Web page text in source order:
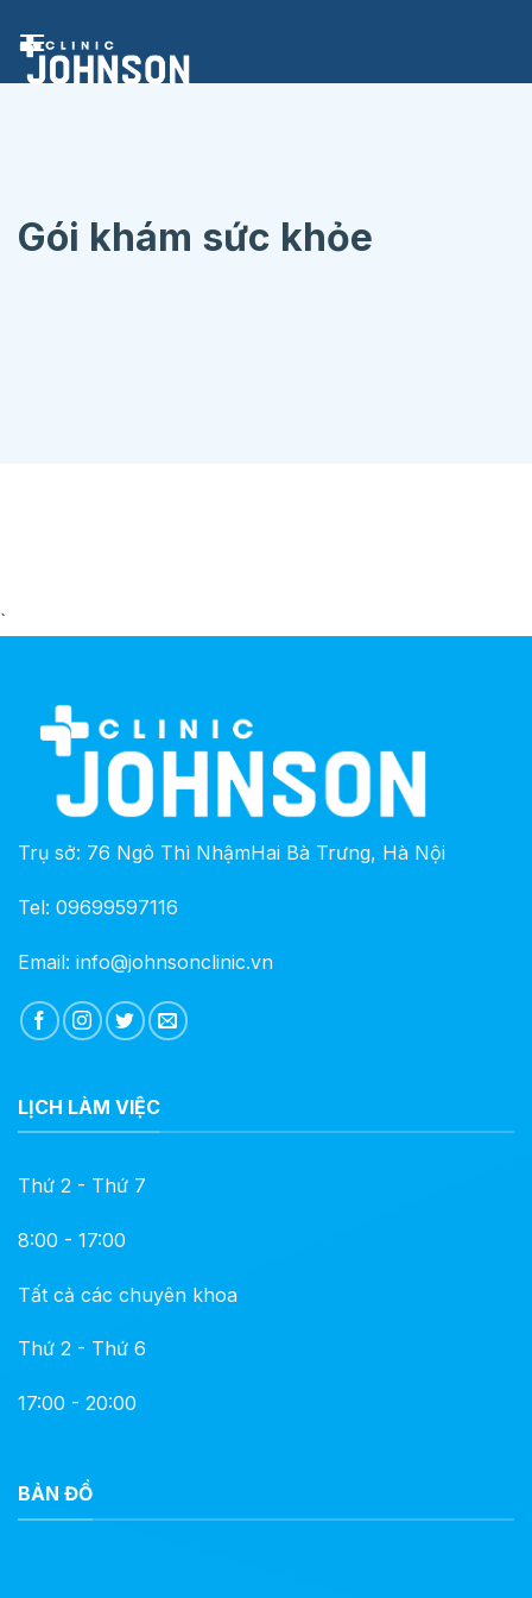
đến
Gói khám sức khỏe
`
Trụ sở: 76 Ngô Thì NhậmHai Bà Trưng, Hà Nội
Tel: 09699597116
Email: info@johnsonclinic.vn
LỊCH LÀM VIỆC
Thứ 2 - Thứ 7
8:00 - 17:00
Tất cả các chuyên khoa
Thứ 2 - Thứ 6
17:00 - 20:00
BẢN ĐỒ